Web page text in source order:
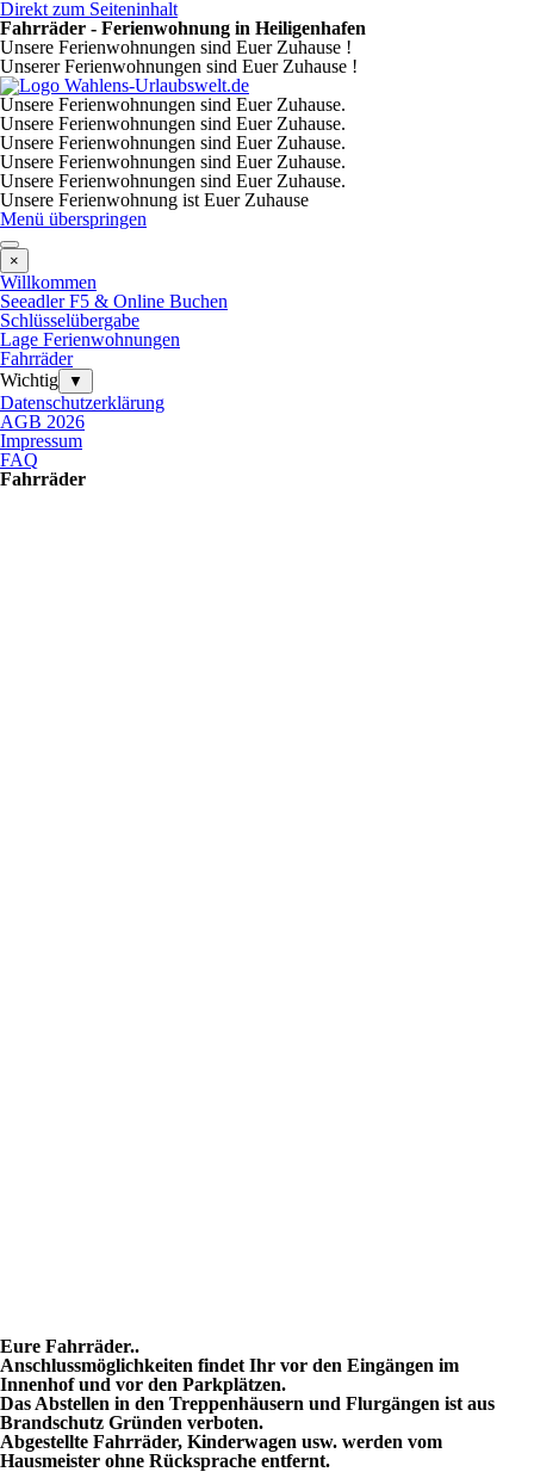
Direkt zum Seiteninhalt
Fahrräder - Ferienwohnung in Heiligenhafen
Unsere Ferienwohnungen sind Euer Zuhause !
Unserer Ferienwohnungen sind Euer Zuhause !
Unsere Ferienwohnungen sind Euer Zuhause.
Unsere Ferienwohnungen sind Euer Zuhause.
Unsere Ferienwohnungen sind Euer Zuhause.
Unsere Ferienwohnungen sind Euer Zuhause.
Unsere Ferienwohnungen sind Euer Zuhause.
Unsere Ferienwohnung ist Euer Zuhause
Menü überspringen
×
Willkommen
Seeadler F5 & Online Buchen
Schlüsselübergabe
Lage Ferienwohnungen
Fahrräder
Wichtig
▼
Datenschutzerklärung
AGB 2026
Impressum
FAQ
Fahrräder
Eure Fahrräder..
Anschlussmöglichkeiten findet Ihr vor den Eingängen im
Innenhof und vor den Parkplätzen.
Das Abstellen in den Treppenhäusern und Flurgängen ist aus
Brandschutz Gründen verboten.
Abgestellte Fahrräder, Kinderwagen usw. werden vom
Hausmeister ohne Rücksprache entfernt.